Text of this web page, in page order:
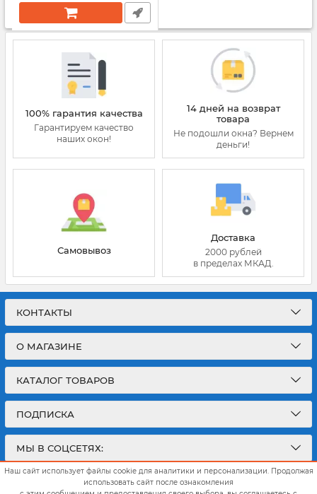
100% гарантия качества
Гарантируем качество
наших окон!
14 дней на возврат
товара
Не подошли окна? Вернем
деньги!
Самовывоз
Доставка
2000 рублей
в пределах МКАД.
КОНТАКТЫ
О МАГАЗИНЕ
КАТАЛОГ ТОВАРОВ
ПОДПИСКА
МЫ В СОЦСЕТЯХ:
Наш сайт использует файлы cookie для аналитики и персонализации. Продолжая
использовать сайт после ознакомления